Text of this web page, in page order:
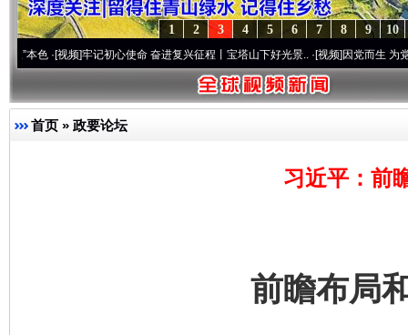
10
9
8
7
6
5
4
3
2
1
频]牢记初心使命 奋进复兴征程丨宝塔山下好光景..·[视频]因党而生 为党而战——
首页 » 政要论坛
习近平：前
前瞻布局